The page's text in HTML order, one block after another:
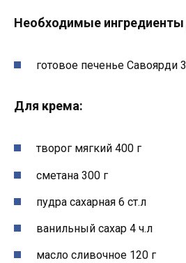
Необходимые ингредиенты
готовое печенье Савоярди
Для крема:
творог мягкий 400 г
сметана 300 г
пудра сахарная 6 ст.л
ванильный сахар 4 ч.л
масло сливочное 120 г